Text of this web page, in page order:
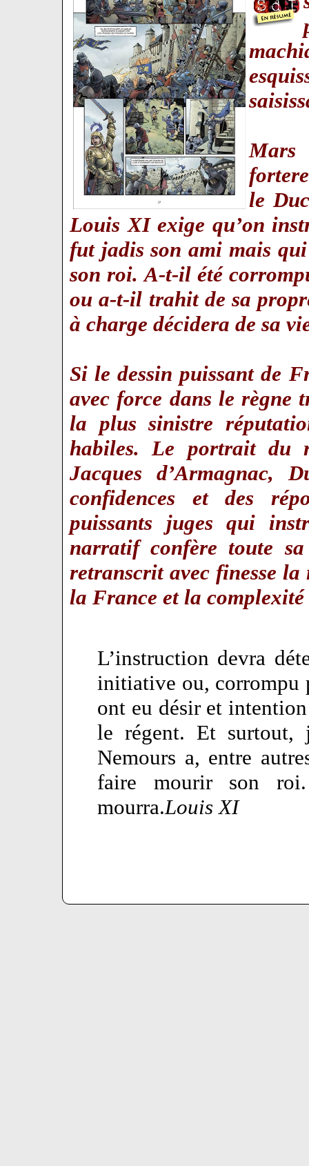
Mars
le
Louis XI exige qu’on
fut jadis son ami mais
son roi. A-t-il été
ou a-t-il trahit de sa
à charge décidera de sa
Si le dessin puissant de
avec force dans le règne
la plus sinistre
habiles. Le portrait du
Jacques d’Armagnac,
confidences et des
puissants juges qui
narratif confère toute
retranscrit avec finesse
la France et la
L’instruction devra
initiative ou, corrompu
ont eu désir et
le régent. Et surtout,
Nemours a, entre
faire mourir son
mourra.Louis XI